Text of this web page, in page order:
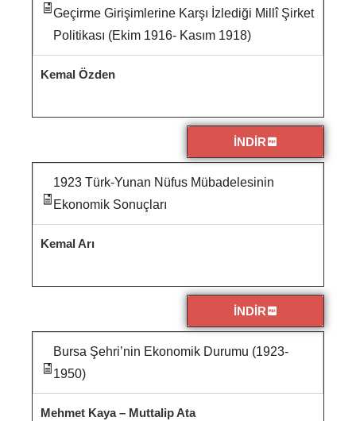
Geçirme Girişimlerine Karşı İzlediği Millî Şirket
Politikası (Ekim 1916- Kasım 1918)
Kemal Özden
İNDİR
1923 Türk-Yunan Nüfus Mübadelesinin
Ekonomik Sonuçları
Kemal Arı
İNDİR
Bursa Şehri’nin Ekonomik Durumu (1923-
1950)
Mehmet Kaya – Muttalip Ata